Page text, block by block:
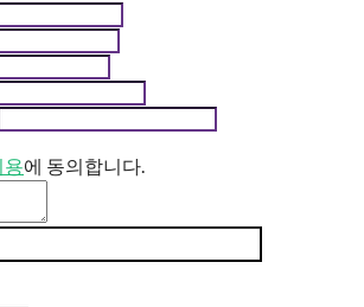
용에 동의합니다.